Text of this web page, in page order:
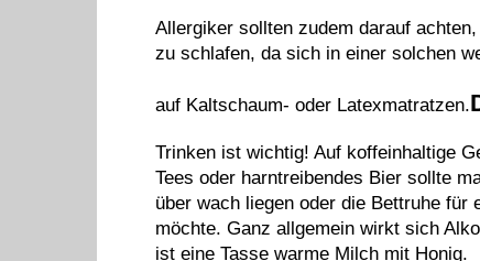
Allergiker sollten zudem darauf
zu schlafen, da sich in einer solchen
auf Kaltschaum- oder Latexmatratzen.
Trinken ist wichtig! Auf koffeinhaltige
Tees oder harntreibendes Bier sollte
über wach liegen oder die Bettruhe für
möchte. Ganz allgemein wirkt sich
ist eine Tasse warme Milch mit Honig.